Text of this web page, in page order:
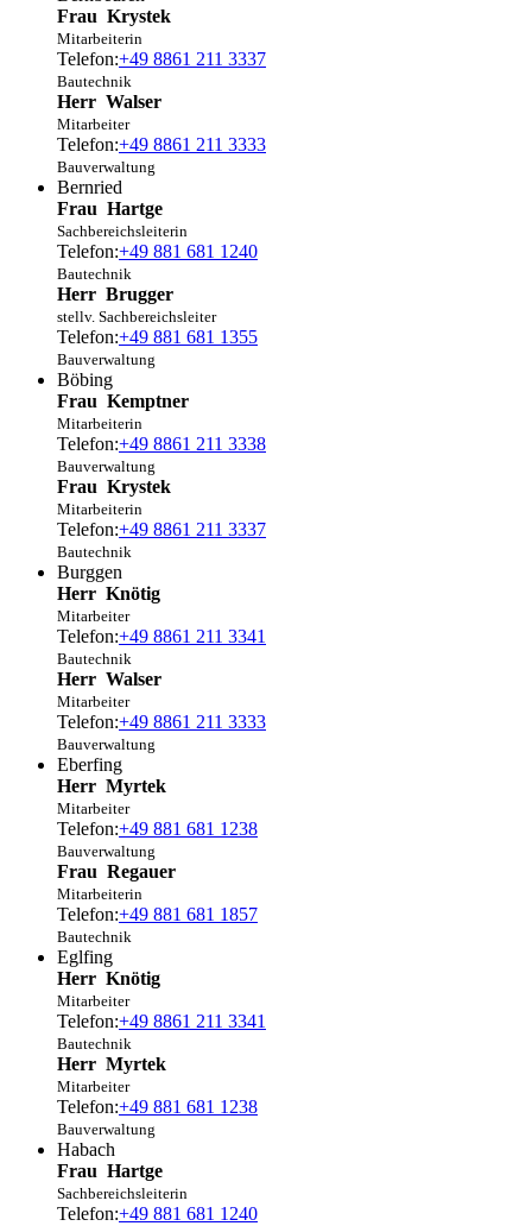
Frau Krystek
Mitarbeiterin
Telefon:+49 8861 211 3337
Bautechnik
Herr Walser
Mitarbeiter
Telefon:+49 8861 211 3333
Bauverwaltung
Bernried
Frau Hartge
Sachbereichsleiterin
Telefon:+49 881 681 1240
Bautechnik
Herr Brugger
stellv. Sachbereichsleiter
Telefon:+49 881 681 1355
Bauverwaltung
Böbing
Frau Kemptner
Mitarbeiterin
Telefon:+49 8861 211 3338
Bauverwaltung
Frau Krystek
Mitarbeiterin
Telefon:+49 8861 211 3337
Bautechnik
Burggen
Herr Knötig
Mitarbeiter
Telefon:+49 8861 211 3341
Bautechnik
Herr Walser
Mitarbeiter
Telefon:+49 8861 211 3333
Bauverwaltung
Eberfing
Herr Myrtek
Mitarbeiter
Telefon:+49 881 681 1238
Bauverwaltung
Frau Regauer
Mitarbeiterin
Telefon:+49 881 681 1857
Bautechnik
Eglfing
Herr Knötig
Mitarbeiter
Telefon:+49 8861 211 3341
Bautechnik
Herr Myrtek
Mitarbeiter
Telefon:+49 881 681 1238
Bauverwaltung
Habach
Frau Hartge
Sachbereichsleiterin
Telefon:+49 881 681 1240